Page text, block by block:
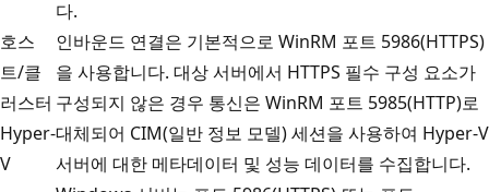
다.
호스
트/클
러스터
Hyper-
V
인바운드 연결은 기본적으로 WinRM 포트 5986(HTTPS)
을 사용합니다. 대상 서버에서 HTTPS 필수 구성 요소가
구성되지 않은 경우 통신은 WinRM 포트 5985(HTTP)로
대체되어 CIM(일반 정보 모델) 세션을 사용하여 Hyper-V
서버에 대한 메타데이터 및 성능 데이터를 수집합니다.